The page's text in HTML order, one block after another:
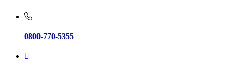
0800-770-5355